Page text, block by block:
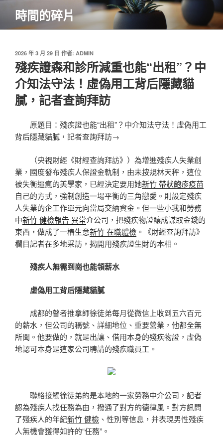
主
時間的碎片
發
佈
於
2026 年 3 月 29 日 作者: ADMIN
殘疾證森和診所減重也能“出租”？中
介知法守法！虛偽用工背后隱藏貓
膩，記者查詢拜訪
原題目：殘疾證也能“出租”？中介知法守法！虛偽用工
背后隱藏貓膩，記者查詢拜訪→
（央視財經《財經查詢拜訪》）為增進殘疾人失業創
業，國度發布殘疾人保證金軌制，由未按規林天秤，這位
被失衡逼瘋的美學家，已經決定要用她新竹 帶狀皰疹疫苗
自己的方式，強制創造一場平衡的三角戀愛。則設定殘疾
人失業的企工作單元向當局交納資金。但一些小我和勞務
中新竹 健檢報告 異常介公司，把殘疾物證釀成謀取金錢的
東西，做成了一樁生意新竹 在職體檢 。《財經查詢拜訪》
欄目記者在多地采訪，揭開用殘疾證生財的本相。
殘疾人無需到崗也能領薪水
虛偽用工背后隱藏貓膩
成都的瞽者推拿師徐徒弟每月從微信上收到五六百元
的薪水，但公司的稱號、詳細地位、重要營業，他都全無
所聞。他要做的，就是出讓、借用本身的殘疾物證，虛偽
地認可本身是這家公司聘請的殘疾職員工。
聯絡接觸徐徒弟的是本地的一家勞務中介公司，記者
認為殘疾人找任務為由，撥通了對方的德律風。對方訊問
了殘疾人的年紀新竹 健檢 、性別等信息，并表現男性殘疾
人無機會獲得如許的“任務”。